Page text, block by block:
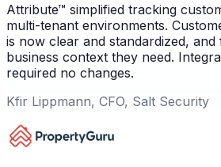
Attribute™ simplified tracking
multi-tenant environments.
is now clear and standardized, and
business context they need.
required no changes.
Kfir Lippmann, CFO, Salt Security